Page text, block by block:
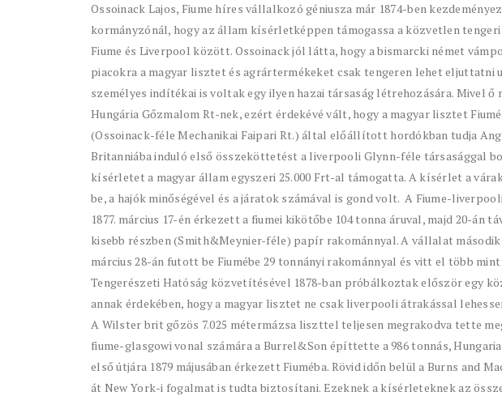
Ossoinack Lajos, Fiume híres vállalkozó géniusza már 1874-ben
kormányzónál, hogy az állam kísérletképpen támogassa a közvetlen
Fiume és Liverpool között. Ossoinack jól látta, hogy a bismarcki német
piacokra a magyar lisztet és agrártermékeket csak tengeren lehet eljuttatni
személyes indítékai is voltak egy ilyen hazai társaság létrehozására. Mivel ő
Hungária Gőzmalom Rt-nek, ezért érdekévé vált, hogy a magyar lisztet
(Ossoinack-féle Mechanikai Faipari Rt.) által előállított hordókban tudja
Britanniába induló első összeköttetést a liverpooli Glynn-féle társasággal
kísérletet a magyar állam egyszeri 25.000 Frt-al támogatta. A kísérlet a
be, a hajók minőségével és a járatok számával is gond volt. A Fiume-
1877. március 17-én érkezett a fiumei kikötőbe 104 tonna áruval, majd 20-án
kisebb részben (Smith&Meynier-féle) papír rakománnyal. A vállalat
március 28-án futott be Fiumébe 29 tonnányi rakománnyal és vitt el több
Tengerészeti Hatóság közvetítésével 1878-ban próbálkoztak először egy
annak érdekében, hogy a magyar lisztet ne csak liverpooli átrakással
A Wilster brit gőzös 7.025 métermázsa liszttel teljesen megrakodva tette
fiume-glasgowi vonal számára a Burrel&Son építtette a 986 tonnás,
első útjára 1879 májusában érkezett Fiuméba. Rövid időn belül a Burns and
át New York-i fogalmat is tudta biztosítani. Ezeknek a kísérleteknek az